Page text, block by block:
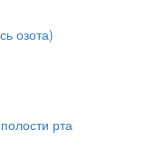
озота)
рта